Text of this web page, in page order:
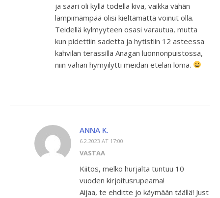
ja saari oli kyllä todella kiva, vaikka vähän
lämpimämpää olisi kieltämättä voinut olla.
Teidellä kylmyyteen osasi varautua, mutta
kun pidettiin sadetta ja hytistiin 12 asteessa
kahvilan terassilla Anagan luonnonpuistossa,
niin vähän hymyilytti meidän etelän loma.
ANNA K.
6.2.2023 AT 17:00
VASTAA
Kiitos, melko hurjalta tuntuu 10
vuoden kirjoitusrupeama!
Aijaa, te ehditte jo käymään täällä! Just